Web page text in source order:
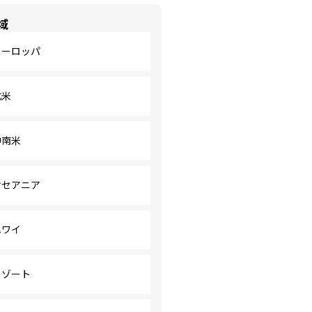
ロッパ
米
アニア
イ
ート